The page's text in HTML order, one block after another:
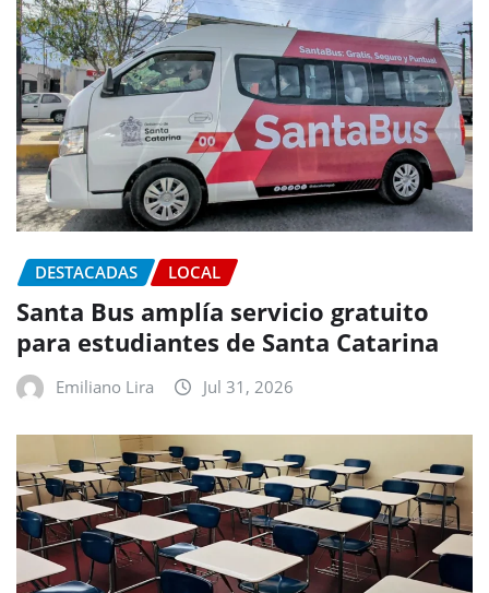
DESTACADAS LOCAL
Santa Bus amplía servicio gratuito
para estudiantes de Santa Catarina
Emiliano Lira Jul 31, 2026